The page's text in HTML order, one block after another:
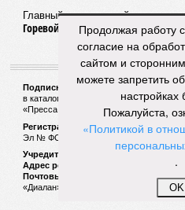
Главный редактор сайта:
Горевой Р. Г.
Подписной индекс газеты «Наша
в каталоге «Почта России» —99266
«Пресса России» (зелёный) —41522
Регистрационный номер
Эл № ФС77-53847 от 26.04.2013.
Учредитель ООО «Версия»
Адрес редакции:
123100, Россия,
Почтовый адрес редакции:
123022,
«Диалан»
Продолжая работу
согласие на
сайтом и
можете запретить
настройках
Пожалуйста,
«Политикой в
.
OK